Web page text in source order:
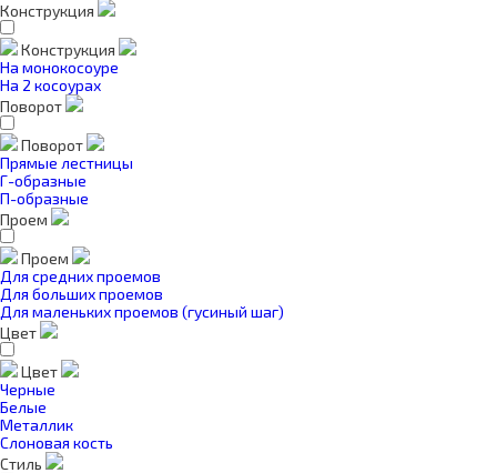
Конструкция
Конструкция
На монокосоуре
На 2 косоурах
Поворот
Поворот
Прямые лестницы
Г-образные
П-образные
Проем
Проем
Для средних проемов
Для больших проемов
Для маленьких проемов (гусиный шаг)
Цвет
Цвет
Черные
Белые
Металлик
Слоновая кость
Стиль